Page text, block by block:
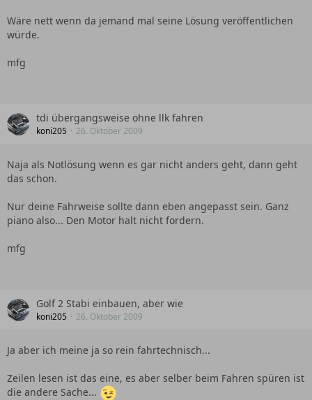
Wäre nett wenn da jemand mal seine Lösung veröffentlichen
würde.
mfg
tdi übergangsweise ohne llk fahren
koni205 26. Oktober 2009
Naja als Notlösung wenn es gar nicht anders geht, dann geht
das schon.
Nur deine Fahrweise sollte dann eben angepasst sein. Ganz
piano also... Den Motor halt nicht fordern.
mfg
Golf 2 Stabi einbauen, aber wie
koni205 26. Oktober 2009
Ja aber ich meine ja so rein fahrtechnisch...
Zeilen lesen ist das eine, es aber selber beim Fahren spüren ist
die andere Sache...